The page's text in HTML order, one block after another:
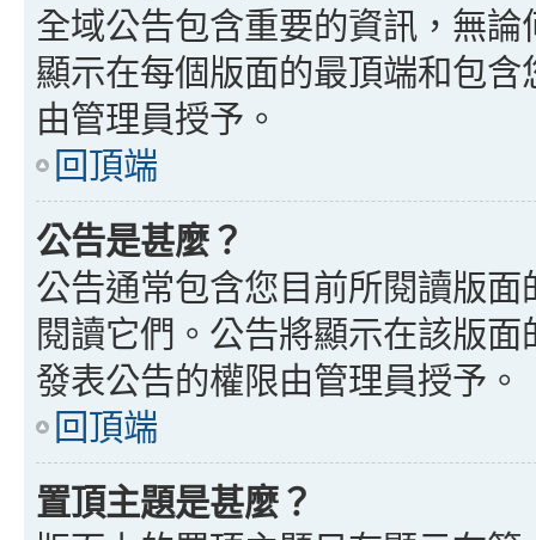
全域公告包含重要的資訊，無
顯示在每個版面的最頂端和包
由管理員授予。
回頂端
公告是甚麼？
公告通常包含您目前所閱讀版
閱讀它們。公告將顯示在該版
發表公告的權限由管理員授予。
回頂端
置頂主題是甚麼？